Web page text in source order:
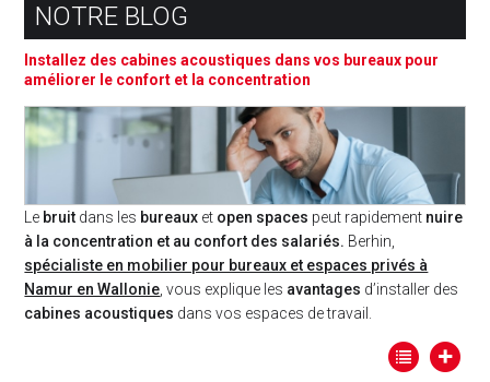
NOTRE BLOG
Installez des cabines acoustiques dans vos bureaux pour
améliorer le confort et la concentration
Le bruit dans les bureaux et open spaces peut rapidement nuire
à la concentration et au confort des salariés. Berhin,
spécialiste en mobilier pour bureaux et espaces privés à
Namur en Wallonie , vous explique les avantages d’installer des
cabines acoustiques dans vos espaces de travail.